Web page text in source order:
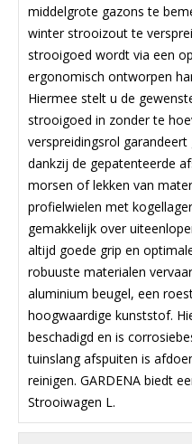
middelgrote gazons te
winter strooizout te
strooigoed wordt via een
ergonomisch ontworpen
Hiermee stelt u de
strooigoed in zonder te
verspreidingsrol
dankzij de gepatenteerde
morsen of lekken van
profielwielen met
gemakkelijk over
altijd goede grip en
robuuste materialen
aluminium beugel, een
hoogwaardige kunststof.
beschadigd en is
tuinslang afspuiten is
reinigen. GARDENA biedt
Strooiwagen L.